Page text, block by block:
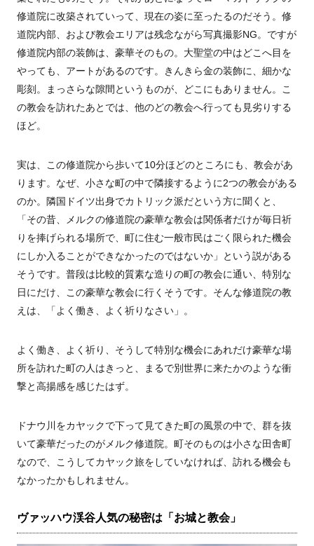
修道院に改築されていって、現在の姿に至ったるのだそう。修
道院内部、および教会エリアは残念ながら写真撮影NG。ですが
修道院内部の装飾は、豪華そのもの。大聖堂の中はどこへ目を
やっても、アートがあるのです。きんきら金の装飾に、細かな
彫刻。まっさらな隙間というものが、どこにもありません。こ
の教会を訪れたあとでは、他のどの教会へ行っても見劣りする
ほど。
実は、この修道院から歩いて10分ほどのところにも、教会があ
ります。なぜ、小さな町の中で隣接するように2つの教会がある
のか。隣国ドイツ出身でカトリック派だという方に聞くと、
「その昔、メルクの修道院の豪華な教会は関係者だけが毎日祈
りを捧げられる場所で、町に住む一般市民はごく限られた機会
にしか入ることができなかったのではないか」という説がある
そうです。普段は比較的質素な造りの町の教会に通い、特別な
日にだけ、この豪華な教会に行くそうです。そんな修道院の教
えは、「よく働き、よく祈りなさい」。
よく働き、よく祈り、そうして特別な機会にあれだけ豪華な場
所を訪れた町の人はきっと、まるで別世界に来たかのような衝
撃と高揚感を感じたはず。
ドナウ川をカヤックで下って見てきた町の風景の中で、群を抜
いて豪華だったのがメルク修道院。町そのものは小さな田舎町
なので、こうしてカヤック旅をしていなければ、訪れる機会も
なかったかもしれません。
ヴァッハウ渓谷人気の秘密は「お城と教会」